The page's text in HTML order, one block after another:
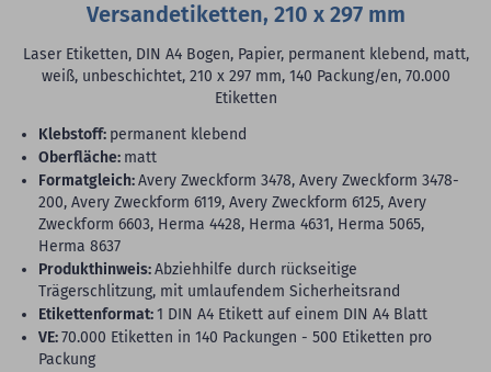
Versandetiketten, 210 x 297 mm
Laser Etiketten, DIN A4 Bogen, Papier, permanent klebend, matt,
weiß, unbeschichtet, 210 x 297 mm, 140 Packung/en, 70.000
Etiketten
Klebstoff: permanent klebend
Oberfläche: matt
Formatgleich:Avery Zweckform 3478, Avery Zweckform 3478-
200, Avery Zweckform 6119, Avery Zweckform 6125, Avery
Zweckform 6603, Herma 4428, Herma 4631, Herma 5065,
Herma 8637
Produkthinweis:Abziehhilfe durch rückseitige
Trägerschlitzung, mit umlaufendem Sicherheitsrand
Etikettenformat:1 DIN A4 Etikett auf einem DIN A4 Blatt
VE:70.000 Etiketten in 140 Packungen - 500 Etiketten pro
Packung